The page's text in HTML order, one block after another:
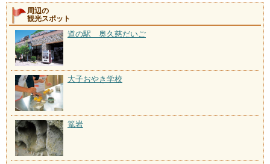
周辺の
観光スポット
道の駅 奥久慈だいご
大子おやき学校
篭岩